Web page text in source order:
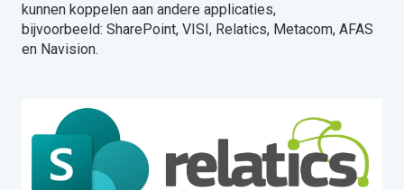
kunnen koppelen aan andere applicaties,
bijvoorbeeld: SharePoint, VISI, Relatics, Metacom, AFAS
en Navision.